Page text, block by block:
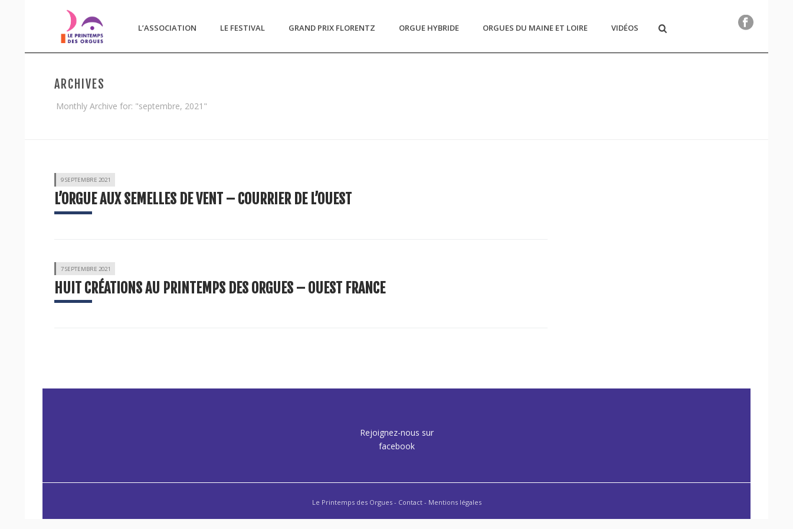
L’ASSOCIATION LE FESTIVAL GRAND PRIX FLORENTZ ORGUE HYBRIDE ORGUES DU MAINE ET LOIRE VIDÉOS
ARCHIVES
Monthly Archive for: "septembre, 2021"
9 SEPTEMBRE 2021
L’ORGUE AUX SEMELLES DE VENT – COURRIER DE L’OUEST
7 SEPTEMBRE 2021
HUIT CRÉATIONS AU PRINTEMPS DES ORGUES – OUEST FRANCE
Rejoignez-nous sur
facebook
Le Printemps des Orgues - Contact- Mentions légales